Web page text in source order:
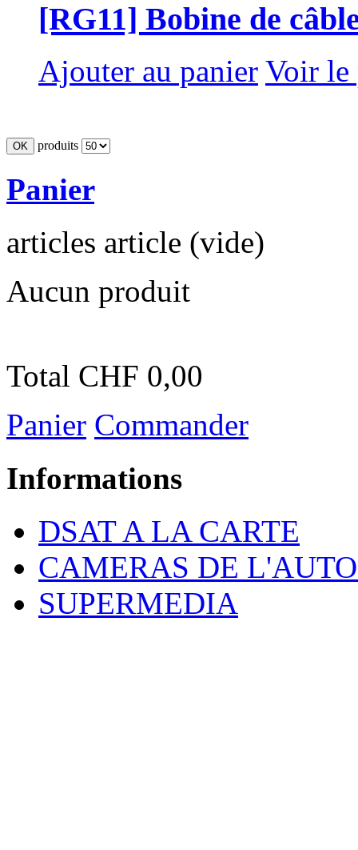
[RG11] Bobine de
Ajouter au panier Voir le
produits
Panier
articles article (vide)
Aucun produit
Total CHF 0,00
Panier Commander
Informations
DSAT A LA CARTE
CAMERAS DE
SUPERMEDIA